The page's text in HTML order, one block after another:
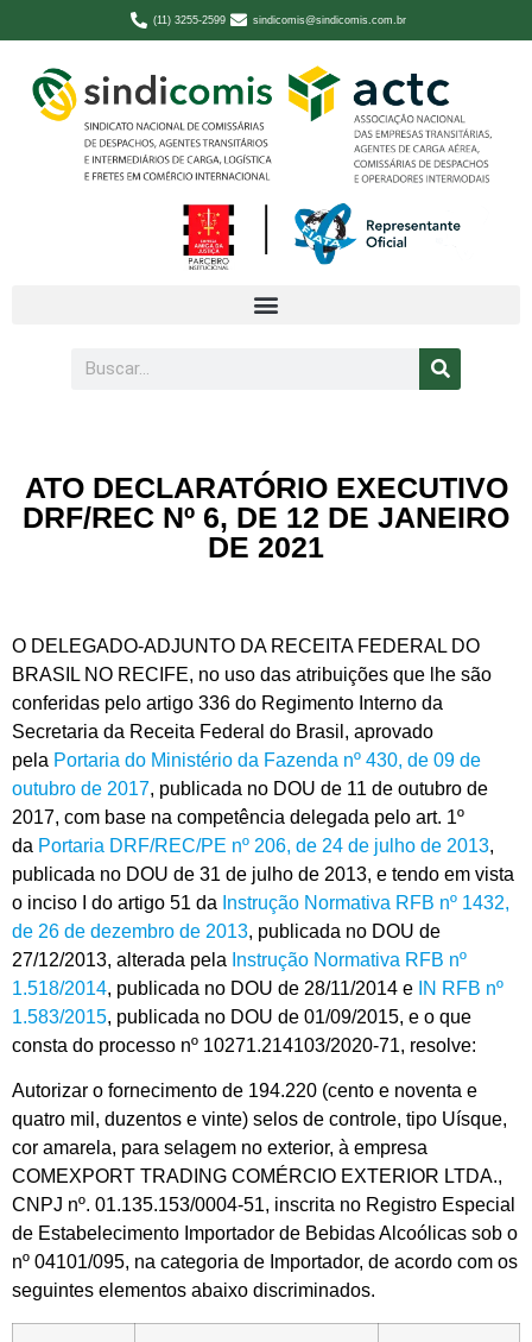
(11) 3255-2599 sindicomis@sindicomis.com.br
ATO DECLARATÓRIO EXECUTIVO
DRF/REC Nº 6, DE 12 DE JANEIRO
DE 2021
O DELEGADO-ADJUNTO DA RECEITA FEDERAL DO
BRASIL NO RECIFE, no uso das atribuições que lhe são
conferidas pelo artigo 336 do Regimento Interno da
Secretaria da Receita Federal do Brasil, aprovado
pela Portaria do Ministério da Fazenda nº 430, de 09 de
outubro de 2017, publicada no DOU de 11 de outubro de
2017, com base na competência delegada pelo art. 1º
da Portaria DRF/REC/PE nº 206, de 24 de julho de 2013,
publicada no DOU de 31 de julho de 2013, e tendo em vista
o inciso I do artigo 51 da Instrução Normativa RFB nº 1432,
de 26 de dezembro de 2013, publicada no DOU de
27/12/2013, alterada pela Instrução Normativa RFB nº
1.518/2014, publicada no DOU de 28/11/2014 e IN RFB nº
1.583/2015, publicada no DOU de 01/09/2015, e o que
consta do processo nº 10271.214103/2020-71, resolve:
Autorizar o fornecimento de 194.220 (cento e noventa e
quatro mil, duzentos e vinte) selos de controle, tipo Uísque,
cor amarela, para selagem no exterior, à empresa
COMEXPORT TRADING COMÉRCIO EXTERIOR LTDA.,
CNPJ nº. 01.135.153/0004-51, inscrita no Registro Especial
de Estabelecimento Importador de Bebidas Alcoólicas sob o
nº 04101/095, na categoria de Importador, de acordo com os
seguintes elementos abaixo discriminados.